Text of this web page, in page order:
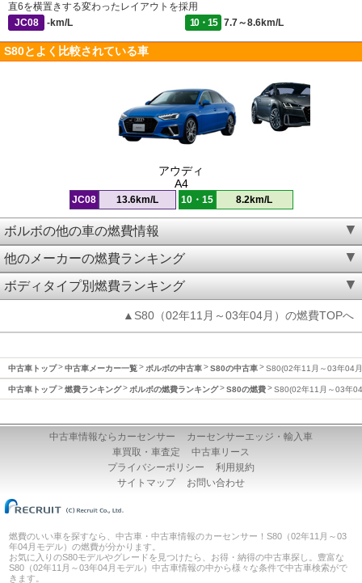
直6を横置きする変わったレイアウトを採用
JC08
-km/L 10・15 7.7～8.6km/L
S80とよく比較されている車
アウディ
A4
JC08 13.6km/L 10・15 8.2km/L
ボルボの他の車の燃費情報
他のメーカーの燃費ランキング
ボディタイプ別燃費ランキング
▲S80（02年11月～03年04月）の燃費TOPへ
中古車トップ 中古車メーカー一覧 ボルボの中古車 S80の中古車 S80(02年11月～03年04
中古車トップ 燃費ランキング ボルボの燃費ランキング S80の燃費 S80(02年11月～03年
中古車情報ならカーセンサー
カーセンサーエッジ・輸入車
車買取・車査定
中古車リース
プライバシーポリシー
利用規約
サイトマップ
お問い合わせ
燃費のいい車を探すなら、中古車・中古車情報のカーセンサー！S80（02年11月～03
年04月モデル）の燃費が分かります。
お気に入りのS80モデルやグレードを見つけたら、お得・納得の中古車探し。豊富な
S80（02年11月～03年04月モデル）中古車情報の中から様々な条件で中古車検索がで
きます。